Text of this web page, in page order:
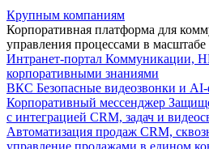
Крупным компаниям
Корпоративная платформа для
управления процессами в масштабе
Интранет-портал Коммуникации,
корпоративными знаниями
ВКС Безопасные видеозвонки и
Корпоративный мессенджер
с интеграцией CRM, задач и
Автоматизация продаж CRM,